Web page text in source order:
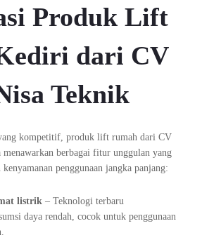
Produk Lift
dari CV
Teknik
kompetitif, produk lift rumah dari CV
berbagai fitur unggulan yang
penggunaan jangka panjang:
listrik – Teknologi terbaru
daya rendah, cocok untuk penggunaan